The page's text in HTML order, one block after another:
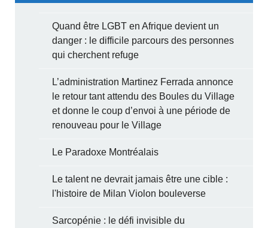
Quand être LGBT en Afrique devient un
danger : le difficile parcours des personnes
qui cherchent refuge
L’administration Martinez Ferrada annonce
le retour tant attendu des Boules du Village
et donne le coup d’envoi à une période de
renouveau pour le Village
Le Paradoxe Montréalais
Le talent ne devrait jamais être une cible :
l'histoire de Milan Violon bouleverse
Sarcopénie : le défi invisible du